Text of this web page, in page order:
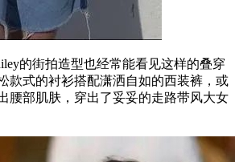
的街拍造型也经常能看见这样的叠穿
款式的衬衫搭配潇洒自如的西装裤，或
腰部肌肤，穿出了妥妥的走路带风大女